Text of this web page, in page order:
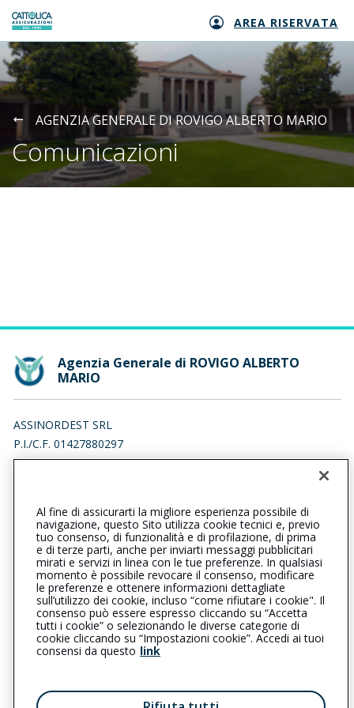
Generali logo AREA RISERVATA
AGENZIA GENERALE DI ROVIGO ALBERTO MARIO
Comunicazioni
Agenzia Generale di ROVIGO ALBERTO
MARIO
ASSINORDEST SRL
P.I./C.F. 01427880297
VIA ALBERTO MARIO 23, 45100 ROVIGO (RO)
0425460190 042529644
rovigoalbertomario@cattolica.it
assinordestsrl@legalmail.it
L’intermediario è soggetto al controllo dell’IVASS. Consulta il
Registro RUI al seguentelink
Privacy | Cookie | Il Gruppo Generali
Al fine di assicurarti la migliore esperienza possibile di
navigazione, questo Sito utilizza cookie tecnici e, previo
tuo consenso, di funzionalità e di profilazione, di prima
e di terze parti, anche per inviarti messaggi pubblicitari
mirati e servizi in linea con le tue preferenze. In qualsiasi
momento è possibile revocare il consenso, modificare
le preferenze e ottenere informazioni dettagliate
sull’utilizzo dei cookie, incluso “come rifiutare i cookie". Il
consenso può essere espresso cliccando su “Accetta
tutti i cookie” o selezionando le diverse categorie di
cookie cliccando su “Impostazioni cookie”. Accedi ai tuoi
consensi da questo link